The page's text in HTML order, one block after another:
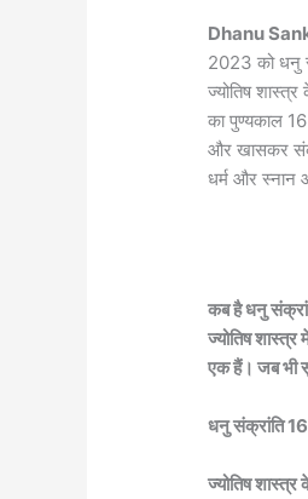
Dhanu
2023 को धनु
ज्योतिष
का पुण्यकाल
और खासकर
धर्म और स्नान
कब है धनु
ज्योतिष शास्त्र
एक हैं। जब भी
धनु संक्रांति
ज्योतिष